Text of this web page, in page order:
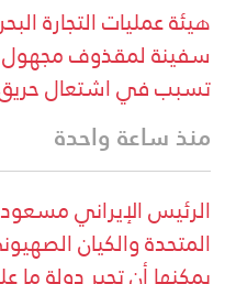
هيئة عمليات التجارة
سفينة لمقذوف مجهول
تسبب في اشتعال
منذ ساعة واحدة
الرئيس الإيراني
المتحدة والكيان